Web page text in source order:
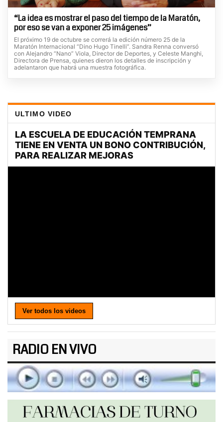
“La idea es mostrar el paso del tiempo de la Maratón,
por eso se van a exponer 25 imágenes”
El próximo 19 de octubre se correrá la edición número 25 de la
Maratón Internacional “Dino Hugo Tinelli”. Sandra Renna conversó
con Alejandro “Nano” Viola, Director de Deportes, y Celeste Manghi,
Directora de Prensa, quienes dieron los detalles de inscripción y
adelantaron que habrá una muestra fotográfica.
ULTIMO VIDEO
Ver todos los videos
RADIO EN VIVO